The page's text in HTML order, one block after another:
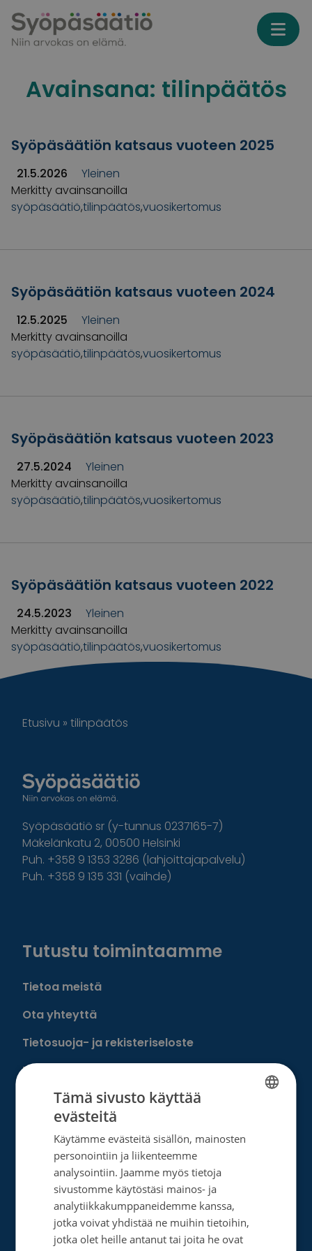
Avainsana: tilinpäätös
Syöpäsäätiön katsaus vuoteen 2025
21.5.2026
Yleinen
Merkitty avainsanoilla
syöpäsäätiö,tilinpäätös,vuosikertomus
Syöpäsäätiön katsaus vuoteen 2024
12.5.2025
Yleinen
Merkitty avainsanoilla
syöpäsäätiö,tilinpäätös,vuosikertomus
Syöpäsäätiön katsaus vuoteen 2023
27.5.2024
Yleinen
Merkitty avainsanoilla
syöpäsäätiö,tilinpäätös,vuosikertomus
Syöpäsäätiön katsaus vuoteen 2022
24.5.2023
Yleinen
Merkitty avainsanoilla
syöpäsäätiö,tilinpäätös,vuosikertomus
Etusivu » tilinpäätös
Syöpäsäätiö sr (y-tunnus 0237165-7)
Mäkelänkatu 2, 00500 Helsinki
Puh. +358 9 1353 3286 (lahjoittajapalvelu)
Puh. +358 9 135 331 (vaihde)
Tutustu toimintaamme
Tietoa meistä
Ota yhteyttä
Tietosuoja- ja rekisteriseloste
Rahankeräyslupa
Syöpäsäätiö laskutusoitteet
Saavutettavuus
Roosa nauha -keräys
Munien puolesta -keräys
Lahjoita
SWEDISH
Tämä sivusto käyttää
evästeitä
Käytämme evästeitä sisällön, mainosten
personointiin ja liikenteemme
analysointiin. Jaamme myös tietoja
sivustomme käytöstäsi mainos- ja
analytiikkakumppaneidemme kanssa,
jotka voivat yhdistää ne muihin tietoihin,
jotka olet heille antanut tai joita he ovat